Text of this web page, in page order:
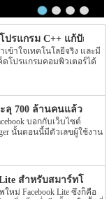
านบั๊กในการรันโปรแกรมให้
รแกรม C++ แก้ปัญหาเ
ข้าใจเทคโนโลยีจริง และมี
โปรแกรมคอมพิวเตอร์ได้
ย ลี เซียน ลุง (Lee Hsien
นไว้บน Facebook ส่วนตัว
การรันโปรแกรมให้ด้วย
ะลุ 700 ล้านคนแล้ว
บอกกับเว็บไซต์
นั้นตอนนี้มีตัวเลขผู้ใช้งาน
Lite สำหรับสมาร์ทโฟนเ
หม่ Facebook Lite ซึ่งก็คือ